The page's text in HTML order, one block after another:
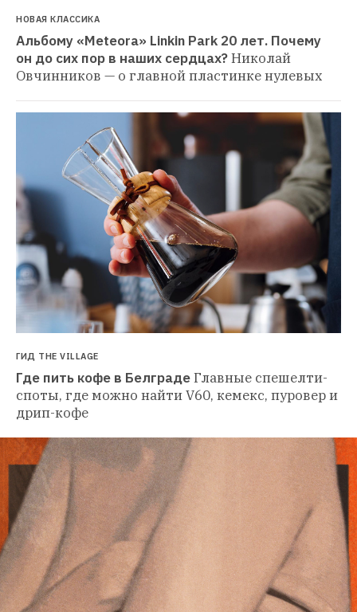
НОВАЯ КЛАССИКА
Альбому «Meteora» Linkin Park 20 лет. Почему
он до сих пор в наших сердцах?Николай
Овчинников — о главной пластинке нулевых
ГИД THE VILLAGE
Где пить кофе в БелградеГлавные спешелти-
споты, где можно найти V60, кемекс, пуровер и
дрип-кофе